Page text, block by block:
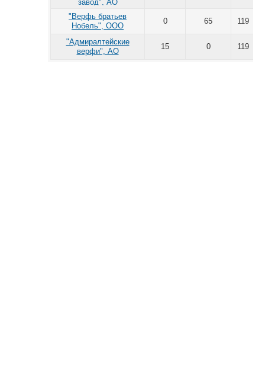
"Верфь братьев
Нобель", ООО
0 65 119
"Адмиралтейские
верфи", АО
15 0 119